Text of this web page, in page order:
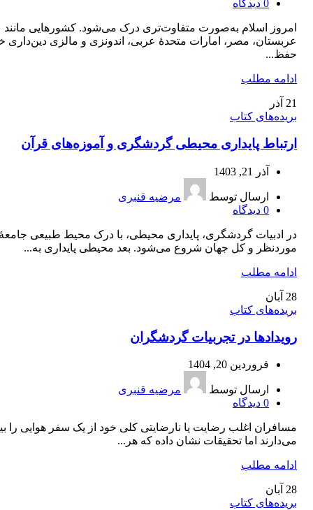
0 دیدگاه
امروز اسلام به‌صورت متفاوت‌تری درک می‌شود. کشورهایی مانند
عربستان، مصر، امارات متحدۀ عربی، اندونزی و مالزی دین‌داری
حفظ...
ادامه مطلب
21 آذر
بریده‌های کتاب
ارتباط پایداری محیطی گردشگری و آموزه‌های قرآن
آذر 21, 1403
ارسال توسط
مرضیه قنبری
0 دیدگاه
در ادبیات گردشگری، پایداری محیطی، با درک محیط طبیعی
موردنظر و کل جهان شروع می‌شود. بعد محیطی پایداری به...
ادامه مطلب
28 آبان
بریده‌های کتاب
رویدادها در تجربیات گردشگران
فروردین 20, 1404
ارسال توسط
مرضیه قنبری
0 دیدگاه
مسافران اغلب رضایت یا نارضایتی کلی خود از یک سفر هوایی را
می‌دارند اما تحقیقات نشان داده که هر...
ادامه مطلب
28 آبان
بریده‌های کتاب